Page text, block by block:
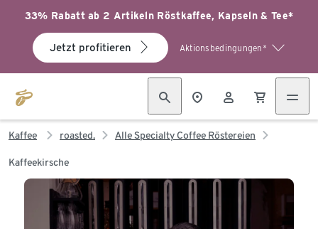
33% Rabatt ab 2 Artikeln Röstkaffee, Kapseln & Tee*
Jetzt profitieren Aktionsbedingungen*
Kaffee roasted. Alle Specialty Coffee Röstereien
Kaffeekirsche